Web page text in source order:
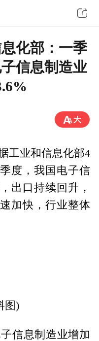
化部：一季
信息制造业
工业和信息化部4
度，我国电子信
出口持续回升，
加快，行业整体
图)
信息制造业增加